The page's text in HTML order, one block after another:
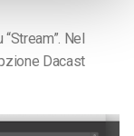
Nel
Dacast